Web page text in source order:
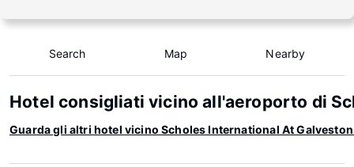
Search Map Nearby
Hotel consigliati vicino all'aeroporto di
Guarda gli altri hotel vicino Scholes International At